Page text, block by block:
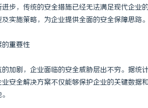
步，传统的安全措施已经无法满足现代企业
及实施策略，为企业提供全面的安全保障思路
的重要性
加剧，企业面临的安全威胁层出不穷。据
安全解决方案不仅能够保护企业的关键数